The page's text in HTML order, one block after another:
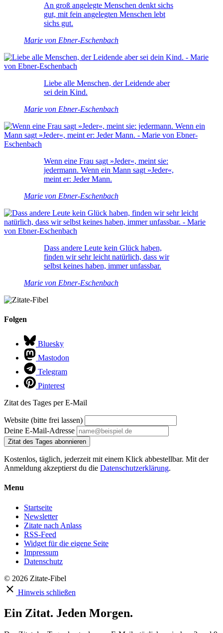
An groß angelegte Menschen denkt sichs
gut, mit fein angelegten Menschen lebt
sichs gut.
Marie von Ebner-Eschenbach
Liebe alle Menschen, der Leidende aber
sei dein Kind.
Marie von Ebner-Eschenbach
Wenn eine Frau sagt »Jeder«, meint sie:
jedermann. Wenn ein Mann sagt »Jeder«,
meint er: Jeder Mann.
Marie von Ebner-Eschenbach
Dass andere Leute kein Glück haben,
finden wir sehr leicht natürlich, dass wir
selbst keines haben, immer unfassbar.
Marie von Ebner-Eschenbach
Folgen
Bluesky
Mastodon
Telegram
Pinterest
Zitat des Tages per E-Mail
Website (bitte frei lassen)
Deine E-Mail-Adresse
Zitat des Tages abonnieren
Kostenlos, täglich, jederzeit mit einem Klick abbestellbar. Mit der
Anmeldung akzeptierst du die Datenschutzerklärung.
Menu
Startseite
Newsletter
Zitate nach Anlass
RSS-Feed
Widget für die eigene Seite
Impressum
Datenschutz
© 2026 Zitate-Fibel
Hinweis schließen
Ein Zitat. Jeden Morgen.